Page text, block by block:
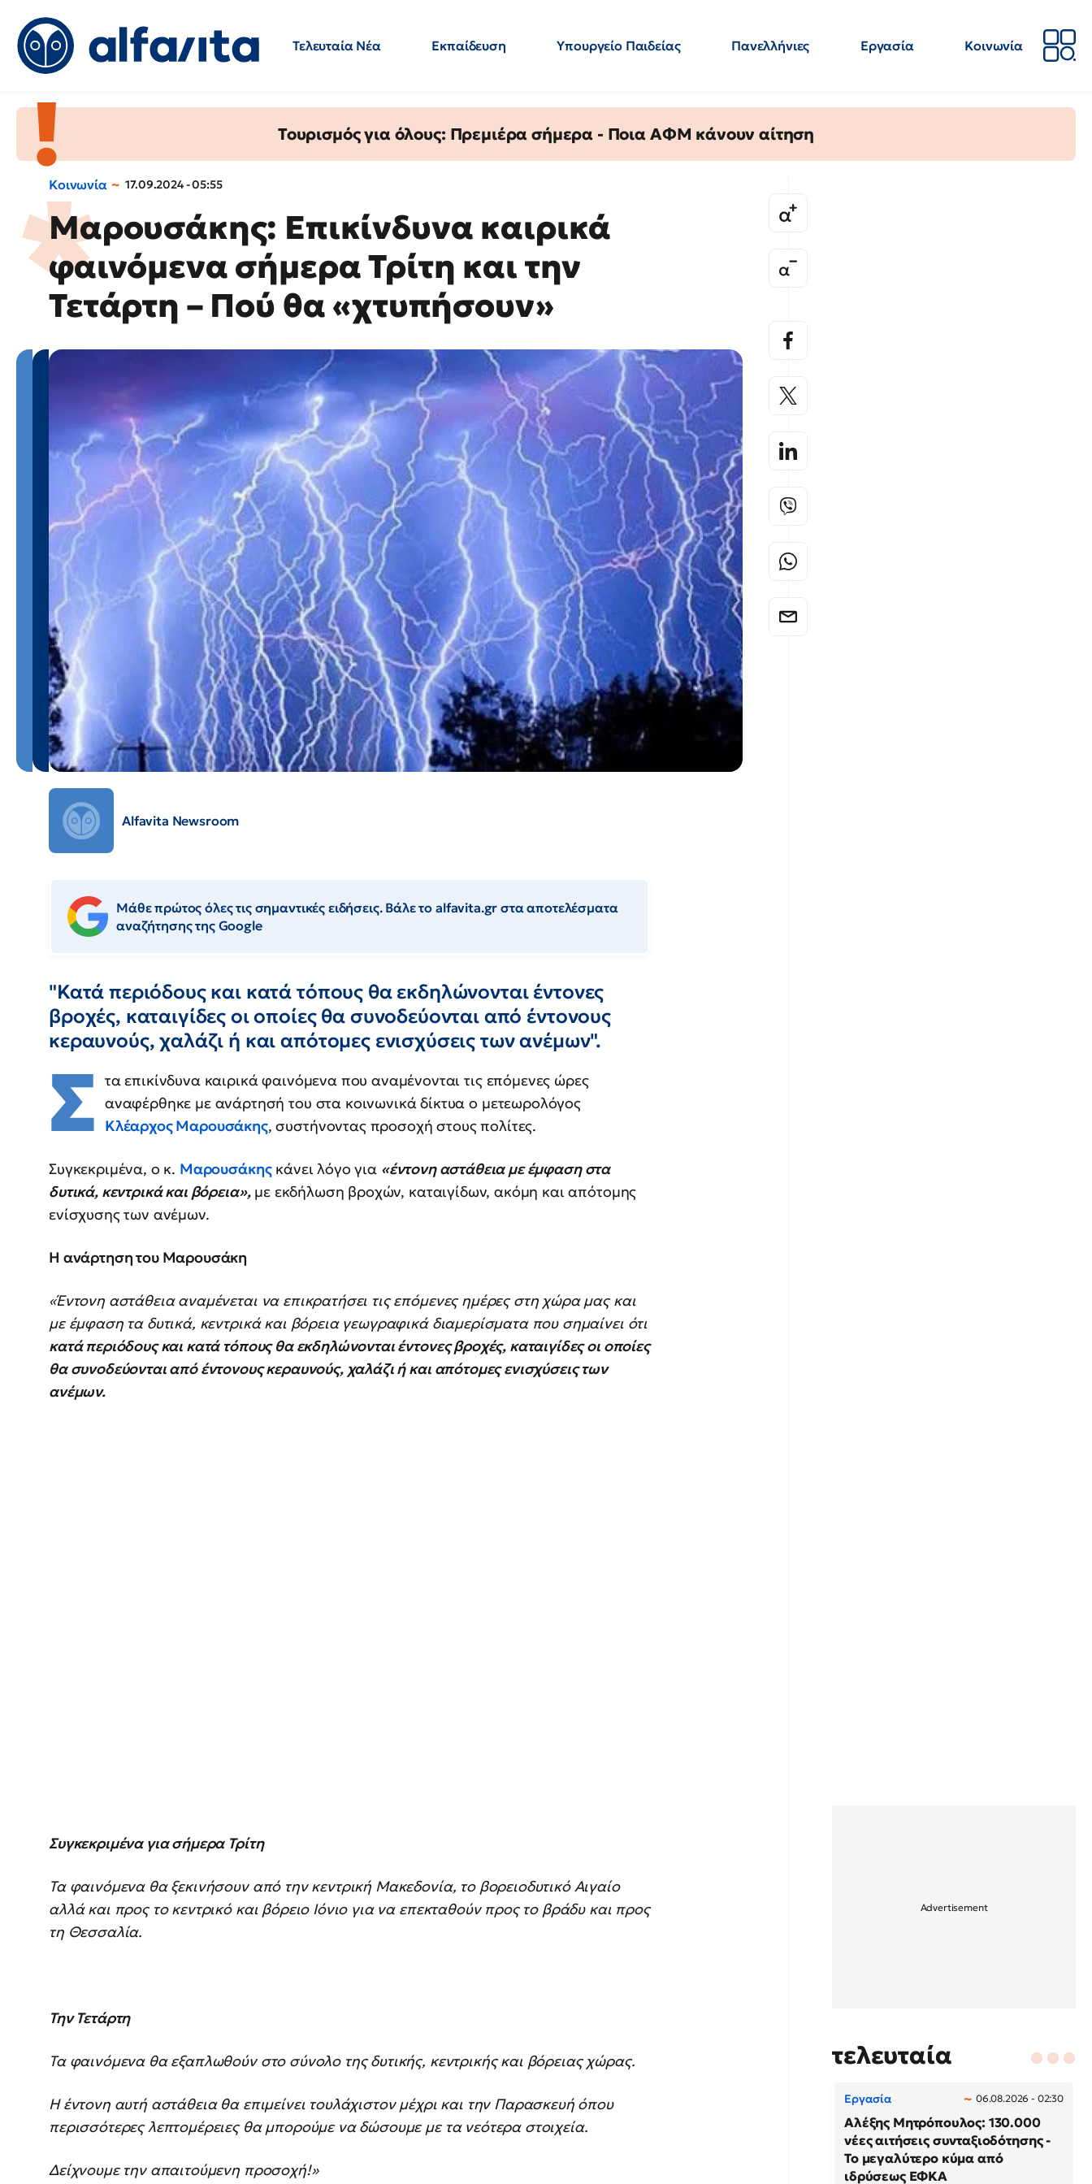
Τελευταία Νέα Εκπαίδευση Υπουργείο Παιδείας Πανελλήνιες Εργασία
Κοινωνία
Τουρισμός για όλους: Πρεμιέρα σήμερα - Ποια ΑΦΜ κάνουν αίτηση
Κοινωνία 17.09.2024 - 05:55
Μαρουσάκης: Επικίνδυνα καιρικά
φαινόμενα σήμερα Τρίτη και την
Τετάρτη – Πού θα «χτυπήσουν»
Alfavita Newsroom
Μάθε πρώτος όλες τις σημαντικές ειδήσεις. Βάλε το alfavita.gr στα αποτελέσματα
αναζήτησης της Google
"Κατά περιόδους και κατά τόπους θα εκδηλώνονται έντονες
βροχές, καταιγίδες οι οποίες θα συνοδεύονται από έντονους
κεραυνούς, χαλάζι ή και απότομες ενισχύσεις των ανέμων".
Σ τα επικίνδυνα καιρικά φαινόμενα που αναμένονται τις επόμενες ώρες
αναφέρθηκε με ανάρτησή του στα κοινωνικά δίκτυα ο μετεωρολόγος
Κλέαρχος Μαρουσάκης, συστήνοντας προσοχή στους πολίτες.
Συγκεκριμένα, ο κ. Μαρουσάκηςκάνει λόγο για «έντονη αστάθεια με έμφαση στα
δυτικά, κεντρικά και βόρεια»,με εκδήλωση βροχών, καταιγίδων, ακόμη και απότομης
ενίσχυσης των ανέμων.
Η ανάρτηση του Μαρουσάκη
«Έντονη αστάθεια αναμένεται να επικρατήσει τις επόμενες ημέρες στη χώρα μας και
με έμφαση τα δυτικά, κεντρικά και βόρεια γεωγραφικά διαμερίσματα που σημαίνει ότι
κατά περιόδους και κατά τόπους θα εκδηλώνονται έντονες βροχές, καταιγίδες οι οποίες
θα συνοδεύονται από έντονους κεραυνούς, χαλάζι ή και απότομες ενισχύσεις των
ανέμων.
Συγκεκριμένα για σήμερα Τρίτη
Τα φαινόμενα θα ξεκινήσουν από την κεντρική Μακεδονία, το βορειοδυτικό Αιγαίο
αλλά και προς το κεντρικό και βόρειο Ιόνιο για να επεκταθούν προς το βράδυ και προς
τη Θεσσαλία.
Την Τετάρτη
Τα φαινόμενα θα εξαπλωθούν στο σύνολο της δυτικής, κεντρικής και βόρειας χώρας.
Η έντονη αυτή αστάθεια θα επιμείνει τουλάχιστον μέχρι και την Παρασκευή όπου
περισσότερες λεπτομέρειες θα μπορούμε να δώσουμε με τα νεότερα στοιχεία.
Δείχνουμε την απαιτούμενη προσοχή!»
τελευταία
Εργασία 06.08.2026 - 02:30
Αλέξης Μητρόπουλος: 130.000
νέες αιτήσεις συνταξιοδότησης -
Το μεγαλύτερο κύμα από
ιδρύσεως ΕΦΚΑ